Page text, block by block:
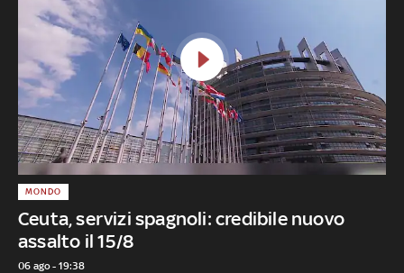
Ceuta, servizi spagnoli: credibile nuovo
assalto il 15/8
MONDO
06 ago - 19:38